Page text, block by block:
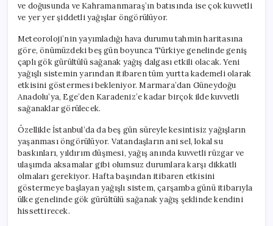
ve doğusunda ve Kahramanmaraş’ın batısında ise çok kuvvetli
ve yer yer şiddetli yağışlar öngörülüyor.
Meteoroloji’nin yayımladığı hava durumu tahmin haritasına
göre, önümüzdeki beş gün boyunca Türkiye genelinde geniş
çaplı gök gürültülü sağanak yağış dalgası etkili olacak. Yeni
yağışlı sistemin yarından itibaren tüm yurtta kademeli olarak
etkisini göstermesi bekleniyor. Marmara’dan Güneydoğu
Anadolu’ya, Ege’den Karadeniz’e kadar birçok ilde kuvvetli
sağanaklar görülecek.
Özellikle İstanbul’da da beş gün süreyle kesintisiz yağışların
yaşanması öngörülüyor. Vatandaşların ani sel, lokal su
baskınları, yıldırım düşmesi, yağış anında kuvvetli rüzgar ve
ulaşımda aksamalar gibi olumsuz durumlara karşı dikkatli
olmaları gerekiyor. Hafta başından itibaren etkisini
göstermeye başlayan yağışlı sistem, çarşamba günü itibarıyla
ülke genelinde gök gürültülü sağanak yağış şeklinde kendini
hissettirecek.